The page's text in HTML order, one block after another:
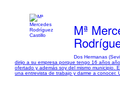
Mª
Dos Hermanas
dirijo a su empresa porque tengo 16 años
ofertado y además soy del mismo municipio.
una entrevista de trabajo y darme a conocer.